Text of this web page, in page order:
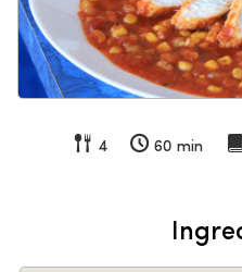
4 60 min